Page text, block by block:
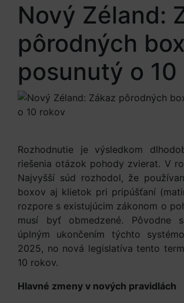
Nový Zéland:
pôrodných
posunutý o 10
Rozhodnutie je výsledkom
riešenia otázok pohody zvierat. V
Najvyšší súd rozhodol, že
boxov aj klietok pri pripúšťaní
rozpore s existujúcim zákonom o
musí byť obmedzené. Pôvodne
úplným ukončením týchto
2025, no nová legislatíva tento
10 rokov.
Hlavné zmeny v nových pravidlách